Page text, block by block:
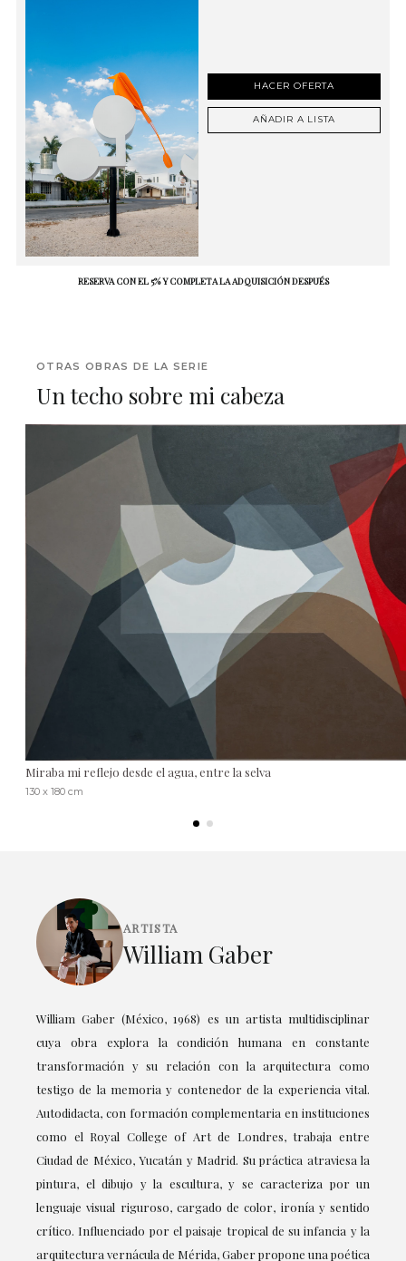
HACER OFERTA
AÑADIR A LISTA
RESERVA CON EL 5% Y COMPLETA LA ADQUISICIÓN DESPUÉS
OTRAS OBRAS DE LA SERIE
Un techo sobre mi cabeza
Miraba mi reflejo desde el agua, entre la selva
130 x 180 cm
ARTISTA
William Gaber
William Gaber (México, 1968) es un artista multidisciplinar
cuya obra explora la condición humana en constante
transformación y su relación con la arquitectura como
testigo de la memoria y contenedor de la experiencia vital.
Autodidacta, con formación complementaria en instituciones
como el Royal College of Art de Londres, trabaja entre
Ciudad de México, Yucatán y Madrid. Su práctica atraviesa la
pintura, el dibujo y la escultura, y se caracteriza por un
lenguaje visual riguroso, cargado de color, ironía y sentido
crítico. Influenciado por el paisaje tropical de su infancia y la
arquitectura vernácula de Mérida, Gaber propone una poética